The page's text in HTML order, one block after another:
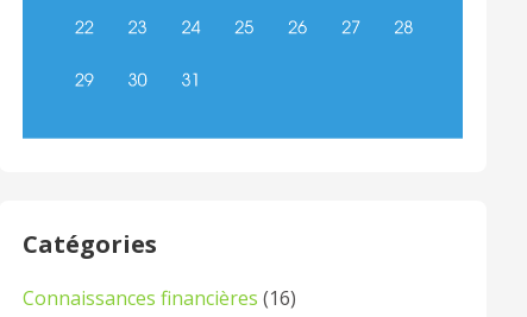
Catégories
Connaissances financières (16)